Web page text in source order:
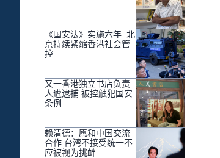
《国安法》实施六年 北
京持续紧缩香港社会管
控
又一香港独立书店负责
人遭逮捕 被控触犯国安
条例
赖清德：愿和中国交流
合作 台湾不接受统一不
应被视为挑衅